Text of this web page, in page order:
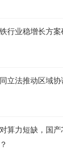
行业稳增长方案
立法推动区域
算力短缺，国